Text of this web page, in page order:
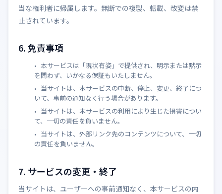
当な権利者に帰属します。無断での複製、転載、改変は禁
止されています。
6. 免責事項
本サービスは「現状有姿」で提供され、明示または黙示
を問わず、いかなる保証もいたしません。
当サイトは、本サービスの中断、停止、変更、終了につ
いて、事前の通知なく行う場合があります。
当サイトは、本サービスの利用により生じた損害につい
て、一切の責任を負いません。
当サイトは、外部リンク先のコンテンツについて、一切
の責任を負いません。
7. サービスの変更・終了
当サイトは、ユーザーへの事前通知なく、本サービスの内